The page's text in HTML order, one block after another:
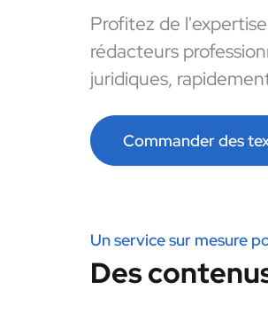
Profitez de
rédacteurs
juridiques,
Commander des
Un service sur mesure
Des